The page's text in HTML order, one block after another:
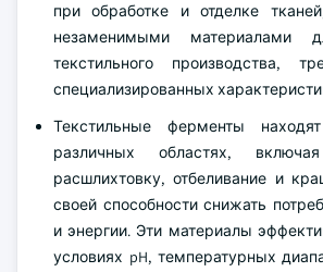
при обработке и отделке
незаменимыми материалами
текстильного производства,
специализированных
Текстильные ферменты
различных областях,
расшлихтовку, отбеливание и
своей способности снижать
и энергии. Эти материалы
условиях pH, температурных